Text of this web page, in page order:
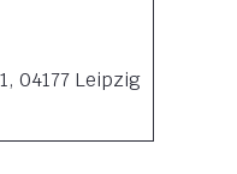
04177 Leipzig